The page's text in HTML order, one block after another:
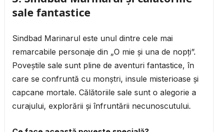
sale fantastice
Sindbad Marinarul este unul dintre cele mai
remarcabile personaje din „O mie și una de nopți”.
Poveștile sale sunt pline de aventuri fantastice, în
care se confruntă cu monștri, insule misterioase și
capcane mortale. Călătoriile sale sunt o alegorie a
curajului, explorării și înfruntării necunoscutului.